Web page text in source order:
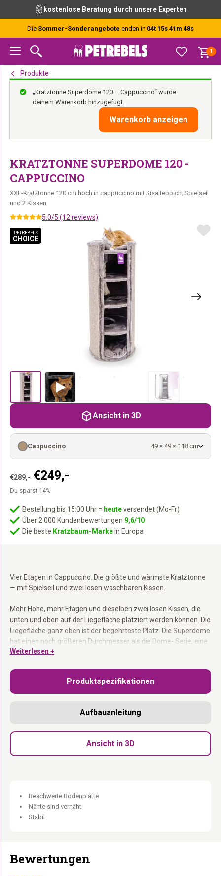
Hauptnavigation
content
kostenlose Beratung durch unsere Experten
Die Sommer-Sonderangebote enden in 04t 15s 41m 48s
1
Produkte
„Kratztonne Superdome 120 – Cappuccino“ wurde
deinem Warenkorb hinzugefügt.
Warenkorb anzeigen
KRATZTONNE SUPERDOME 120 -
CAPPUCCINO
XXL-Kratztonne 120 cm hoch in cappuccino mit Sisalteppich, Spielseil
und 2 Kissen
5.0/5 (12 reviews)
PETREBELS
CHOICEPETREBELS CHOICE
PETREBELS
CHOICEPETREBELS CHOICE
Vier Etagen in Cappuccino. Die größte und wärmste Kratztonne
— mit Spielseil und zwei losen waschbaren Kissen.
Mehr Höhe, mehr Etagen und dieselben zwei losen Kissen, die
unten und oben auf der Liegefläche platziert werden können. Die
Liegefläche ganz oben ist der begehrteste Platz. Die Superdome
hat einen noch größeren Durchmesser als die Dome- Serie, eine
extra dicke Bodenplatte und ein Spielseil innen.
49 cm Durchmesser Sisalteppich:
4 Etagen auf 120 cm:Mehr Höhe, mehr zu entdecken.
2 lose waschbare Kissen:Immer frisch.
Größer. Breiter. Mehr Petrebels.
Weiterlesen +
€289,- Ursprünglicher
Preis
€289,-
€249,-
€249,-.
Du sparst 14%
Cappuccino 49 × 49 × 118 cm
Bestellung bis 15:00 Uhr = heuteversendet (Mo-Fr)
Über 2.000 Kundenbewertungen 9,6/10
Die beste Kratzbaum-Markein Europa
Ansicht in 3D
Produktspezifikationen
Aufbauanleitung
Ansicht in 3D
Beschwerte Bodenplatte
Nähte sind vernäht
Stabil
Bewertungen